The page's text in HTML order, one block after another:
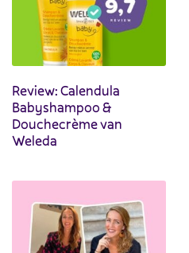
Review: Calendula
Babyshampoo &
Douchecrème van
Weleda